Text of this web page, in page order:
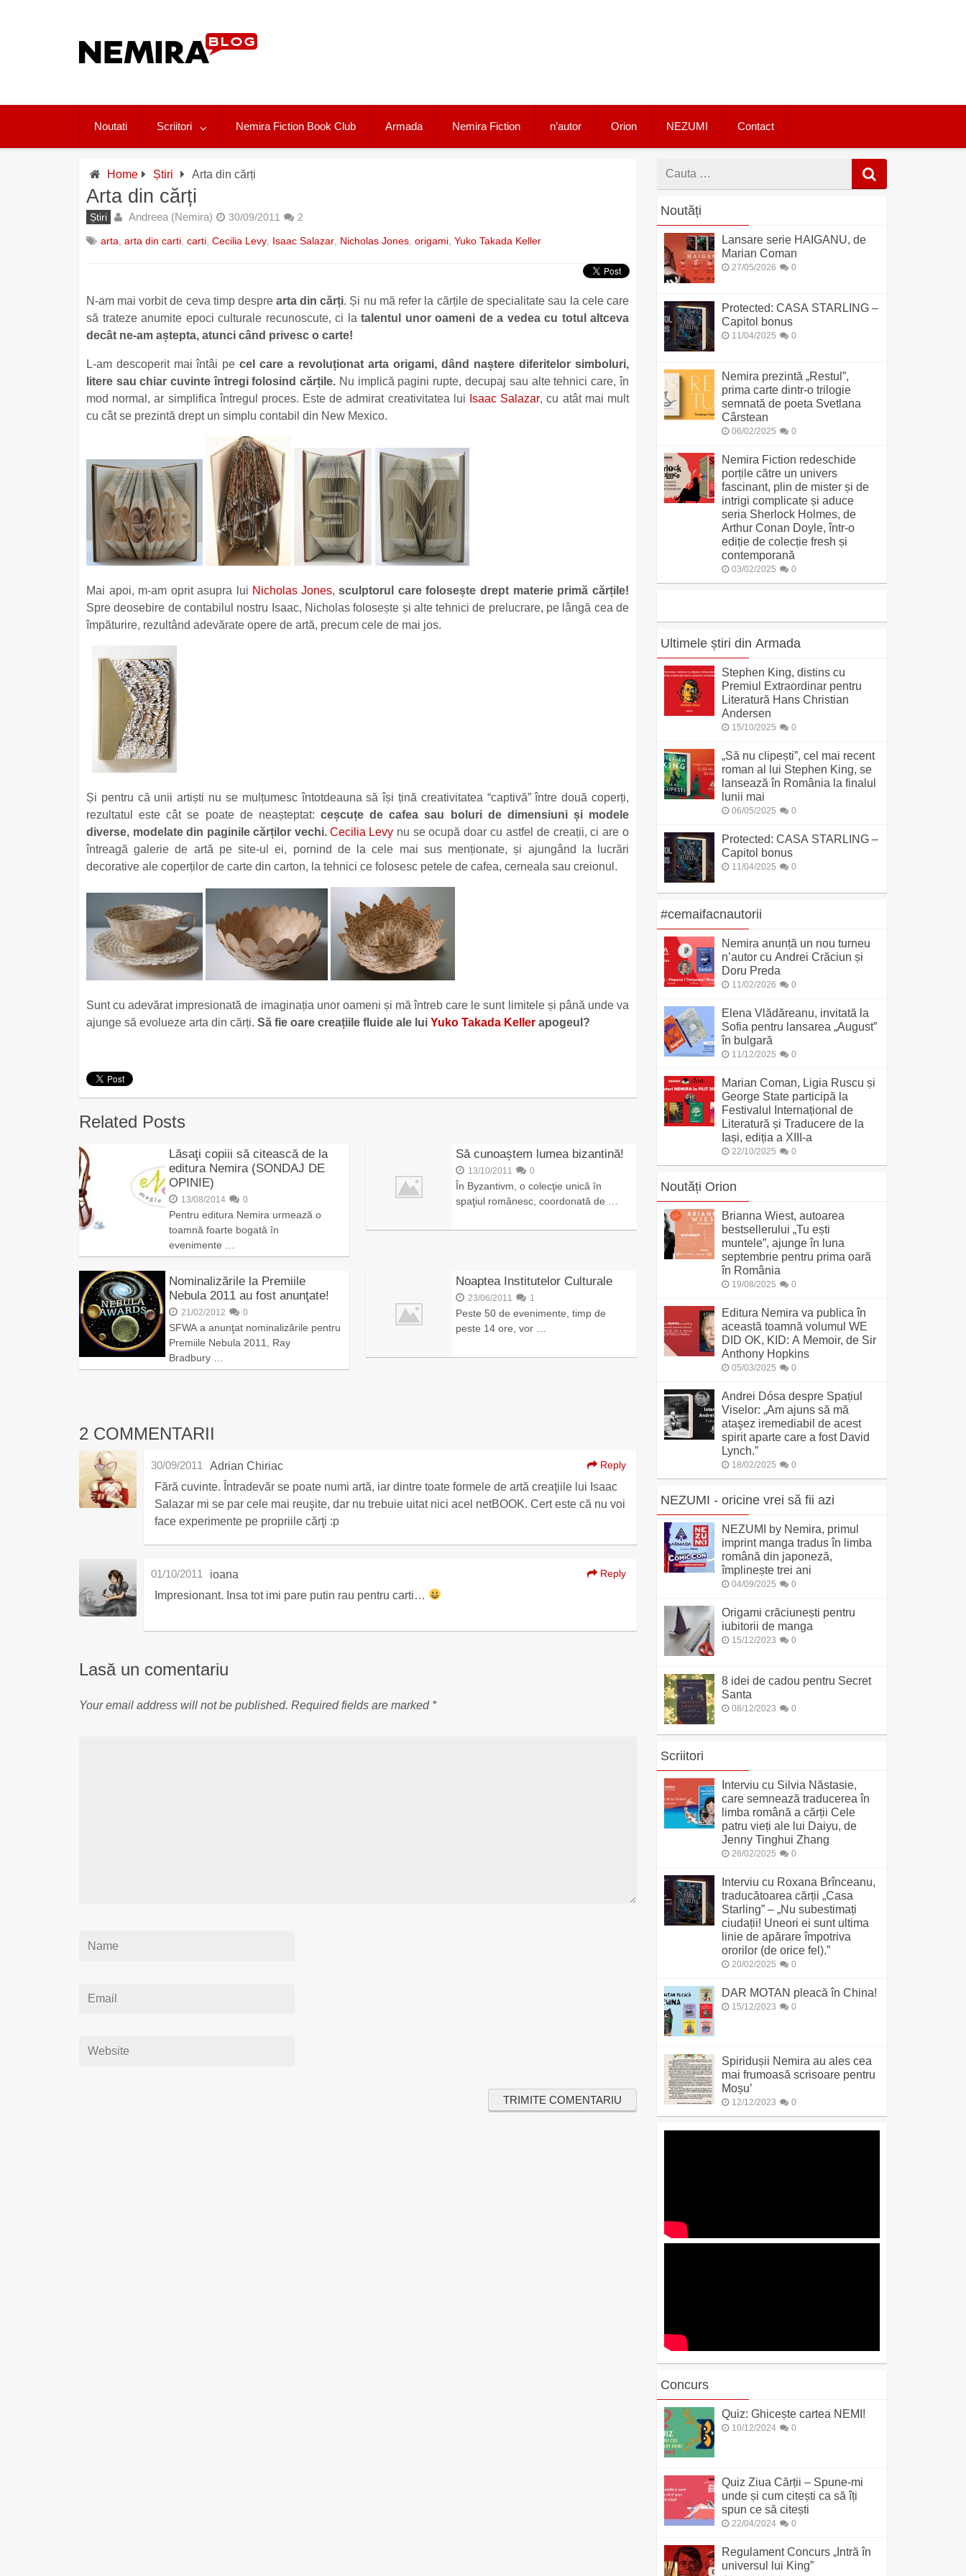
Noutati Scriitori Nemira Fiction Book Club Armada Nemira Fiction n’autor Orion NEZUMI Contact
Home Știri Arta din cărți
Arta din cărți
Știri Andreea (Nemira) 30/09/2011 2
arta arta din carti carti Cecilia Levy Isaac Salazar Nicholas Jones origami Yuko Takada Keller
N-am mai vorbit de ceva timp despre arta din cărți. Și nu mă refer la cărțile de specialitate sau la cele care
să trateze anumite epoci culturale recunoscute, ci la talentul unor oameni de a vedea cu totul altceva
decât ne-am aștepta, atunci când privesc o carte!
L-am descoperit mai întâi pe cel care a revoluționat arta origami, dând naștere diferitelor simboluri,
litere sau chiar cuvinte întregi folosind cărțile. Nu implică pagini rupte, decupaj sau alte tehnici care, în
mod normal, ar simplifica întregul proces. Este de admirat creativitatea lui Isaac Salazar, cu atât mai mult
cu cât se prezintă drept un simplu contabil din New Mexico.
Mai apoi, m-am oprit asupra lui Nicholas Jones, sculptorul care folosește drept materie primă cărțile!
Spre deosebire de contabilul nostru Isaac, Nicholas folosește și alte tehnici de prelucrare, pe lângă cea de
împăturire, rezultând adevărate opere de artă, precum cele de mai jos.
Și pentru că unii artiști nu se mulțumesc întotdeauna să își țină creativitatea “captivă” între două coperți,
rezultatul este cât se poate de neașteptat: ceșcuțe de cafea sau boluri de dimensiuni și modele
diverse, modelate din paginile cărților vechi. Cecilia Levy nu se ocupă doar cu astfel de creații, ci are o
întreagă galerie de artă pe site-ul ei, pornind de la cele mai sus menționate, și ajungând la lucrări
decorative ale coperților de carte din carton, la tehnici ce folosesc petele de cafea, cerneala sau creionul.
Sunt cu adevărat impresionată de imaginația unor oameni și mă întreb care le sunt limitele și până unde va
ajunge să evolueze arta din cărți. Să fie oare creațiile fluide ale lui Yuko Takada Keller apogeul?
Related Posts
Lăsaţi copiii să citească de la
editura Nemira (SONDAJ DE
OPINIE)
13/08/2014 0
Pentru editura Nemira urmează o
toamnă foarte bogată în
evenimente …
Să cunoaștem lumea bizantină!
13/10/2011 0
În Byzantivm, o colecţie unică în
spaţiul românesc, coordonată de …
Nominalizările la Premiile
Nebula 2011 au fost anunţate!
21/02/2012 0
SFWA a anunţat nominalizările pentru
Premiile Nebula 2011, Ray
Bradbury …
Noaptea Institutelor Culturale
23/06/2011 1
Peste 50 de evenimente, timp de
peste 14 ore, vor …
2 COMMENTARII
Adrian Chiriac
30/09/2011 Reply
Fără cuvinte. Întradevăr se poate numi artă, iar dintre toate formele de artă creaţiile lui Isaac
Salazar mi se par cele mai reuşite, dar nu trebuie uitat nici acel netBOOK. Cert este că nu voi
face experimente pe propriile cărţi :p
ioana
01/10/2011 Reply
Impresionant. Insa tot imi pare putin rau pentru carti…
Lasă un comentariu
Your email address will not be published. Required fields are marked *
Cauta
Noutăți
Lansare serie HAIGANU, de
Marian Coman
27/05/2026 0
Protected: CASA STARLING –
Capitol bonus
11/04/2025 0
Nemira prezintă „Restul”,
prima carte dintr-o trilogie
semnată de poeta Svetlana
Cârstean
06/02/2025 0
Nemira Fiction redeschide
porțile către un univers
fascinant, plin de mister și de
intrigi complicate și aduce
seria Sherlock Holmes, de
Arthur Conan Doyle, într-o
ediție de colecție fresh și
contemporană
03/02/2025 0
Ultimele știri din Armada
Stephen King, distins cu
Premiul Extraordinar pentru
Literatură Hans Christian
Andersen
15/10/2025 0
„Să nu clipești”, cel mai recent
roman al lui Stephen King, se
lansează în România la finalul
lunii mai
06/05/2025 0
Protected: CASA STARLING –
Capitol bonus
11/04/2025 0
#cemaifacnautorii
Nemira anunță un nou turneu
n’autor cu Andrei Crăciun și
Doru Preda
11/02/2026 0
Elena Vlădăreanu, invitată la
Sofia pentru lansarea „August”
în bulgară
11/12/2025 0
Marian Coman, Ligia Ruscu și
George State participă la
Festivalul Internațional de
Literatură și Traducere de la
Iași, ediția a XIII-a
22/10/2025 0
Noutăți Orion
Brianna Wiest, autoarea
bestsellerului „Tu ești
muntele”, ajunge în luna
septembrie pentru prima oară
în România
19/08/2025 0
Editura Nemira va publica în
această toamnă volumul WE
DID OK, KID: A Memoir, de Sir
Anthony Hopkins
05/03/2025 0
Andrei Dósa despre Spațiul
Viselor: „Am ajuns să mă
ataşez iremediabil de acest
spirit aparte care a fost David
Lynch.”
18/02/2025 0
NEZUMI - oricine vrei să fii azi
NEZUMI by Nemira, primul
imprint manga tradus în limba
română din japoneză,
împlinește trei ani
04/09/2025 0
Origami crăciunești pentru
iubitorii de manga
15/12/2023 0
8 idei de cadou pentru Secret
Santa
08/12/2023 0
Scriitori
Interviu cu Silvia Năstasie,
care semnează traducerea în
limba română a cărții Cele
patru vieți ale lui Daiyu, de
Jenny Tinghui Zhang
26/02/2025 0
Interviu cu Roxana Brînceanu,
traducătoarea cărții „Casa
Starling” – „Nu subestimați
ciudații! Uneori ei sunt ultima
linie de apărare împotriva
ororilor (de orice fel).”
20/02/2025 0
DAR MOTAN pleacă în China!
15/12/2023 0
Spiridușii Nemira au ales cea
mai frumoasă scrisoare pentru
Moșu’
12/12/2023 0
Concurs
Quiz: Ghicește cartea NEMI!
10/12/2024 0
Quiz Ziua Cărții – Spune-mi
unde și cum citești ca să îți
spun ce să citești
22/04/2024 0
Regulament Concurs „Intră în
universul lui King”